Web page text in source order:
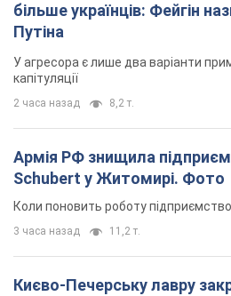
більше українців: Фейгін
Путіна
У агресора є лише два варіанти
капітуляції
2 часа назад 8,2 т.
Армія РФ знищила
Schubert у Житомирі. Фото
Коли поновить роботу
3 часа назад 11,2 т.
Києво-Печерську лавру